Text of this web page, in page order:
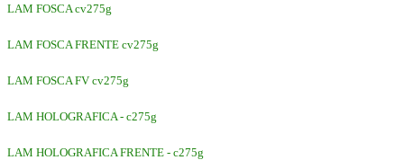
LAM FOSCA cv275g
LAM FOSCA FRENTE cv275g
LAM FOSCA FV cv275g
LAM HOLOGRAFICA - c275g
LAM HOLOGRAFICA FRENTE - c275g